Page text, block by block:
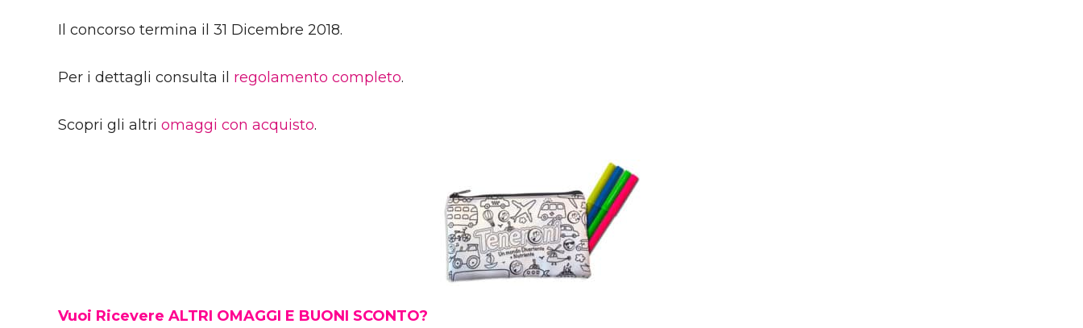
Il concorso termina il 31 Dicembre 2018.
Per i dettagli consulta il regolamento completo.
Scopri gli altri omaggi con acquisto.
Vuoi Ricevere ALTRI OMAGGI E BUONI SCONTO?